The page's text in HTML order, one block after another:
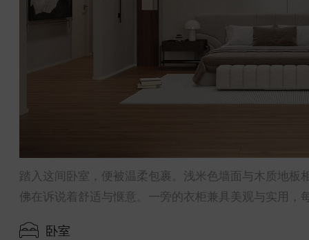
踏入这间卧室，便被温柔包裹。浅米色墙面与木质地
佛在诉说着舒适与惬意。一旁的衣柜兼具美观与实用
卧室